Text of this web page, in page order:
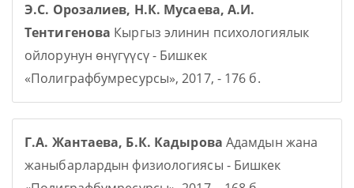
Э.С. Орозалиев, Н.К. Мусаева, А.И.
Тентигенова Кыргыз элинин психологиялык
ойлорунун өнүгүүсү - Бишкек
«Полиграфбумресурсы», 2017, - 176 б.
Г.А. Жантаева, Б.К. Кадырова Адамдын жана
жаныбарлардын физиологиясы - Бишкек